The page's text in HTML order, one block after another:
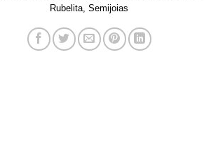
Rubelita, Semijoias